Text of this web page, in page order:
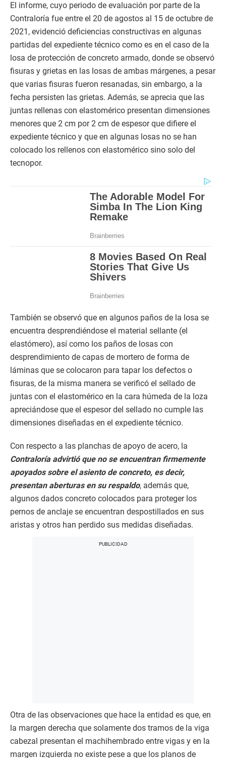
El informe, cuyo periodo de evaluación por parte de la
Contraloría fue entre el 20 de agostos al 15 de octubre de
2021, evidenció deficiencias constructivas en algunas
partidas del expediente técnico como es en el caso de la
losa de protección de concreto armado, donde se observó
fisuras y grietas en las losas de ambas márgenes, a pesar
que varias fisuras fueron resanadas, sin embargo, a la
fecha persisten las grietas. Además, se aprecia que las
juntas rellenas con elastomérico presentan dimensiones
menores que 2 cm por 2 cm de espesor que difiere el
expediente técnico y que en algunas losas no se han
colocado los rellenos con elastomérico sino solo del
tecnopor.
También se observó que en algunos paños de la losa se
encuentra desprendiéndose el material sellante (el
elastómero), así como los paños de losas con
desprendimiento de capas de mortero de forma de
láminas que se colocaron para tapar los defectos o
fisuras, de la misma manera se verificó el sellado de
juntas con el elastomérico en la cara húmeda de la loza
apreciándose que el espesor del sellado no cumple las
dimensiones diseñadas en el expediente técnico.
Con respecto a las planchas de apoyo de acero, la
Contraloría advirtió que no se encuentran firmemente
apoyados sobre el asiento de concreto, es decir,
presentan aberturas en su respaldo, además que,
algunos dados concreto colocados para proteger los
pernos de anclaje se encuentran despostillados en sus
aristas y otros han perdido sus medidas diseñadas.
Otra de las observaciones que hace la entidad es que, en
la margen derecha que solamente dos tramos de la viga
cabezal presentan el machihembrado entre vigas y en la
margen izquierda no existe pese a que los planos de